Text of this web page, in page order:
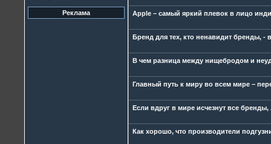
Реклама Apple – самый яркий плевок в лицо
Бренд для тех, кто ненавидит бренды, -
В чем разница между нищебродом и
Главный путь к миру во всем мире –
Если вдруг в мире исчезнут все
Как хорошо, что производители